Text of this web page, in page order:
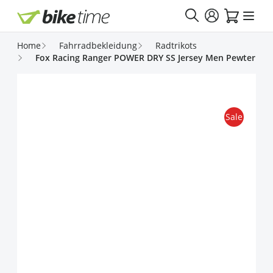
Direkt zum Inhalt
Home Fahrradbekleidung
Radtrikots
Fox Racing Ranger POWER DRY SS Jersey Men Pewter
Sale